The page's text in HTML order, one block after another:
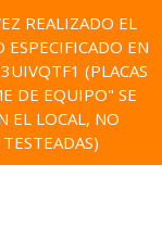
REALIZADO EL
EN
(PLACAS
DE EQUIPO" SE
EL LOCAL, NO